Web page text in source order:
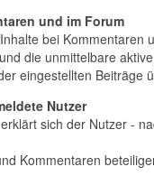
und im Forum
bei
die unmittelbare
eingestellten Beiträge
Nutzer
sich der Nutzer -
Kommentaren